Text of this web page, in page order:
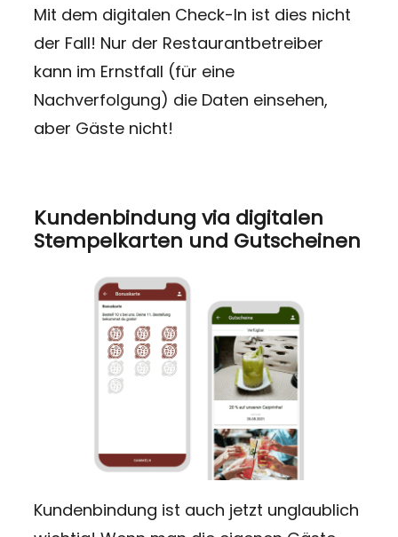
Mit dem digitalen Check-In ist dies nicht
der Fall! Nur der Restaurantbetreiber
kann im Ernstfall (für eine
Nachverfolgung) die Daten einsehen,
aber Gäste nicht!
Kundenbindung via digitalen
Stempelkarten und Gutscheinen
Kundenbindung ist auch jetzt unglaublich